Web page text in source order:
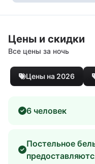
Цены и скидки
Все цены за ночь
Цены на 2026
6 человек
Постельное